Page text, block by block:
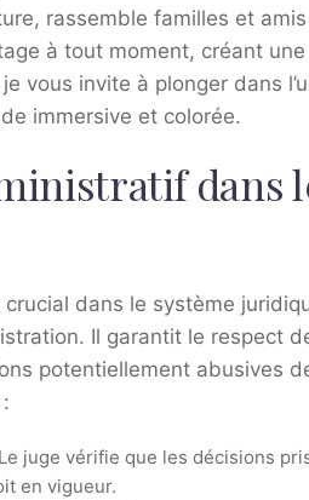
rassemble familles et
à tout moment, créant
vous invite à plonger dans
immersive et colorée.
dans
crucial dans le système
Il garantit le respect
potentiellement abusives
Le juge vérifie que les décisions
en vigueur.